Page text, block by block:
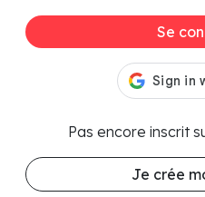
Se
Pas encore inscrit
Je crée